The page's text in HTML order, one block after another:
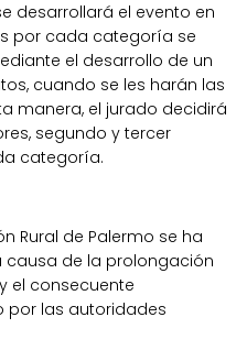
desarrollará el evento en
por cada categoría se
el desarrollo de un
cuando se les harán las
manera, el jurado decidirá
segundo y tercer
categoría.
Rural de Palermo se ha
causa de la prolongación
el consecuente
por las autoridades